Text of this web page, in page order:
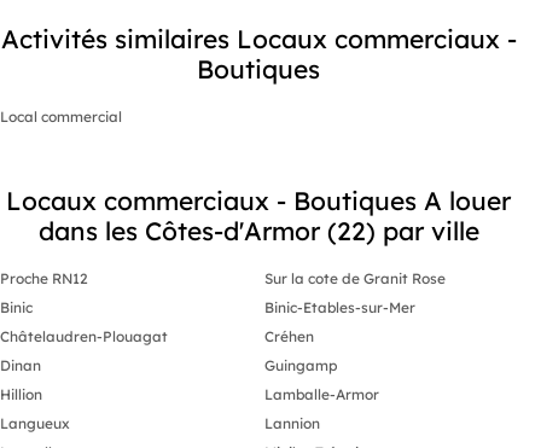
Activités similaires Locaux commerciaux -
Boutiques
Local commercial
Locaux commerciaux - Boutiques A louer
dans les Côtes-d'Armor (22) par ville
Proche RN12
Sur la cote de Granit Rose
Binic
Binic-Etables-sur-Mer
Châtelaudren-Plouagat
Créhen
Dinan
Guingamp
Hillion
Lamballe-Armor
Langueux
Lannion